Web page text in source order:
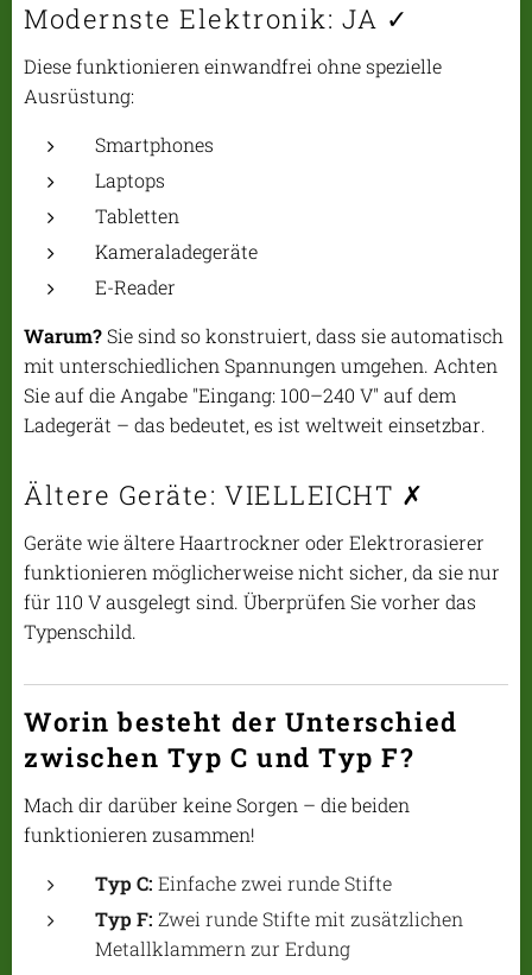
Modernste Elektronik: JA ✓
Diese funktionieren einwandfrei ohne spezielle
Ausrüstung:
Smartphones
Laptops
Tabletten
Kameraladegeräte
E-Reader
Warum?Sie sind so konstruiert, dass sie automatisch
mit unterschiedlichen Spannungen umgehen. Achten
Sie auf die Angabe "Eingang: 100–240 V" auf dem
Ladegerät – das bedeutet, es ist weltweit einsetzbar.
Ältere Geräte: VIELLEICHT ✗
Geräte wie ältere Haartrockner oder Elektrorasierer
funktionieren möglicherweise nicht sicher, da sie nur
für 110 V ausgelegt sind. Überprüfen Sie vorher das
Typenschild.
Worin besteht der Unterschied
zwischen Typ C und Typ F?
Mach dir darüber keine Sorgen – die beiden
funktionieren zusammen!
Typ C: Einfache zwei runde Stifte
Typ F: Zwei runde Stifte mit zusätzlichen
Metallklammern zur Erdung